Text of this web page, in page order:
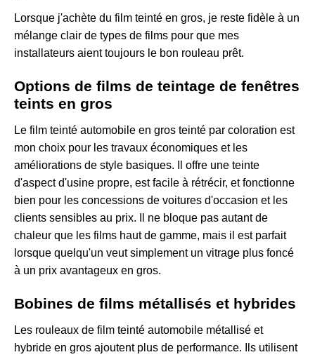
Lorsque j'achète du film teinté en gros, je reste fidèle à un
mélange clair de types de films pour que mes
installateurs aient toujours le bon rouleau prêt.
Options de films de teintage de fenêtres
teints en gros
Le film teinté automobile en gros teinté par coloration est
mon choix pour les travaux économiques et les
améliorations de style basiques. Il offre une teinte
d'aspect d'usine propre, est facile à rétrécir, et fonctionne
bien pour les concessions de voitures d'occasion et les
clients sensibles au prix. Il ne bloque pas autant de
chaleur que les films haut de gamme, mais il est parfait
lorsque quelqu'un veut simplement un vitrage plus foncé
à un prix avantageux en gros.
Bobines de films métallisés et hybrides
Les rouleaux de film teinté automobile métallisé et
hybride en gros ajoutent plus de performance. Ils utilisent